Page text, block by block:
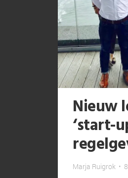
Nieuw
‘start-
Marja Ruigrok •